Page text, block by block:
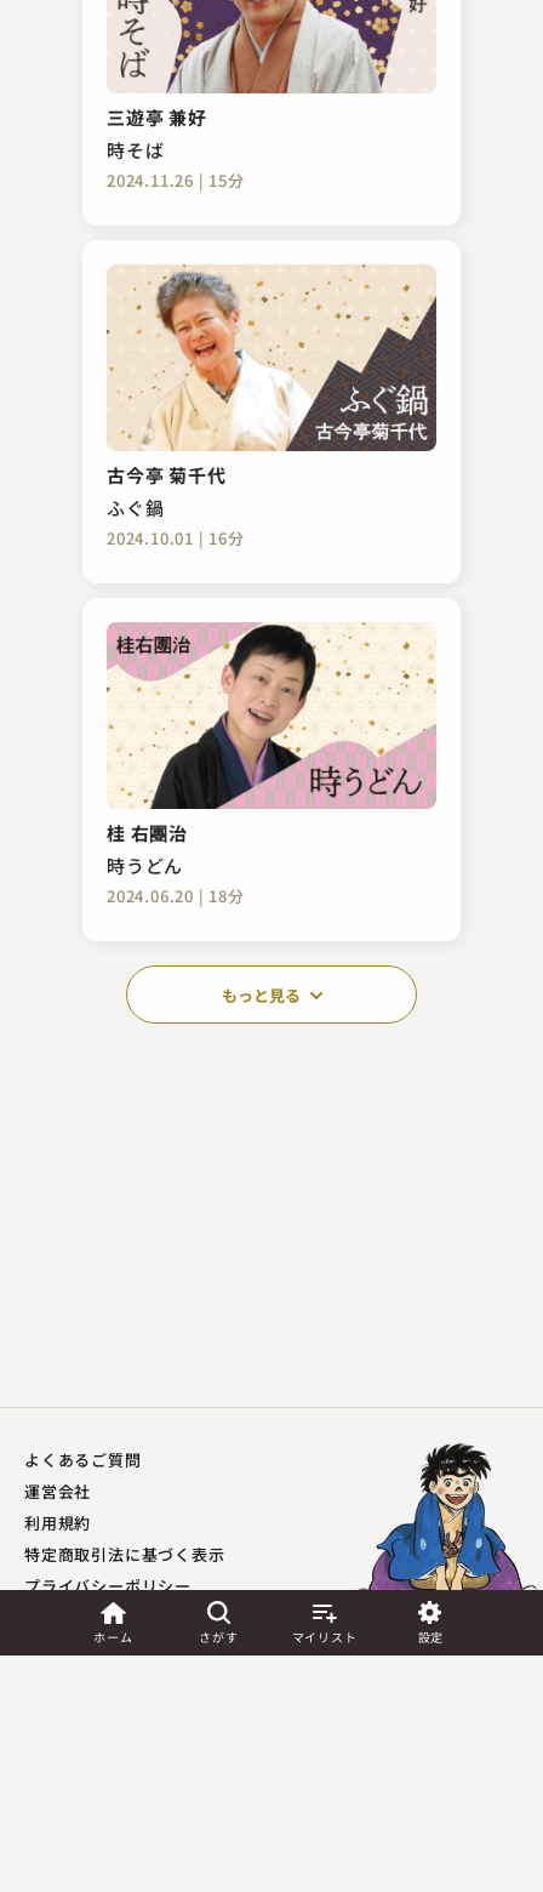
ホーム さがす マイリスト 設定
三遊亭 兼好
時そば
2024.11.26 | 15分
古今亭 菊千代
ふぐ鍋
2024.10.01 | 16分
桂 右團治
時うどん
2024.06.20 | 18分
もっと見る
よくあるご質問
運営会社
利用規約
特定商取引法に基づく表示
プライバシーポリシー​
外部送信ポリシー